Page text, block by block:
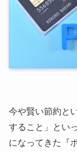
今や賢い節約と
すること」とい
になってきた『